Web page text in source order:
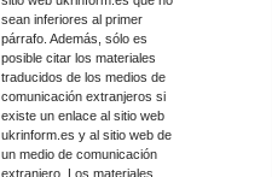
sean inferiores al primer
párrafo. Además, sólo es
posible citar los materiales
traducidos de los medios de
comunicación extranjeros si
existe un enlace al sitio web
ukrinform.es y al sitio web de
un medio de comunicación
extranjero. Los materiales